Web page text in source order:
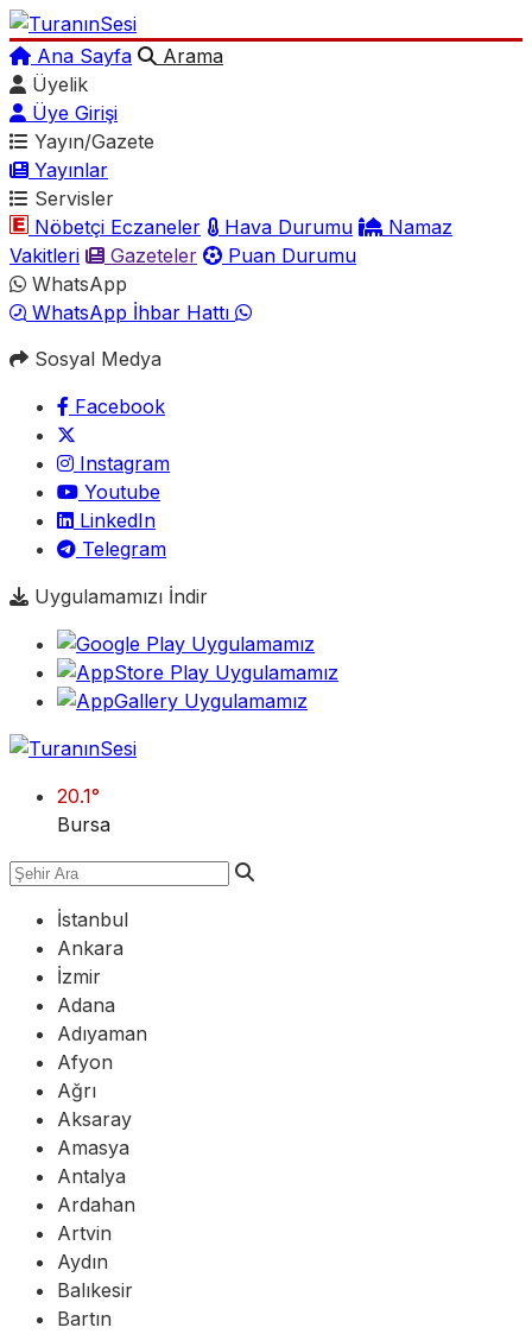
Ana Sayfa
Arama
Üyelik
Üye Girişi
Yayın/Gazete
Yayınlar
Servisler
Nöbetçi Eczaneler
Hava Durumu
Namaz
Vakitleri
Gazeteler
Puan Durumu
WhatsApp
WhatsApp İhbar Hattı
Sosyal Medya
Facebook
Instagram
Youtube
LinkedIn
Telegram
Uygulamamızı İndir
20.1°
Bursa
İstanbul
Ankara
İzmir
Adana
Adıyaman
Afyon
Ağrı
Aksaray
Amasya
Antalya
Ardahan
Artvin
Aydın
Balıkesir
Bartın